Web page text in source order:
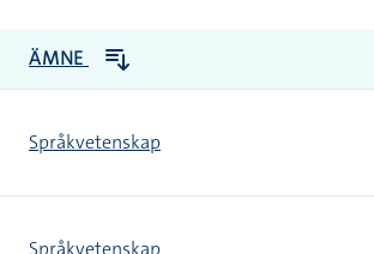
ÄMNE
Språkvetenskap
Språkvetenskap